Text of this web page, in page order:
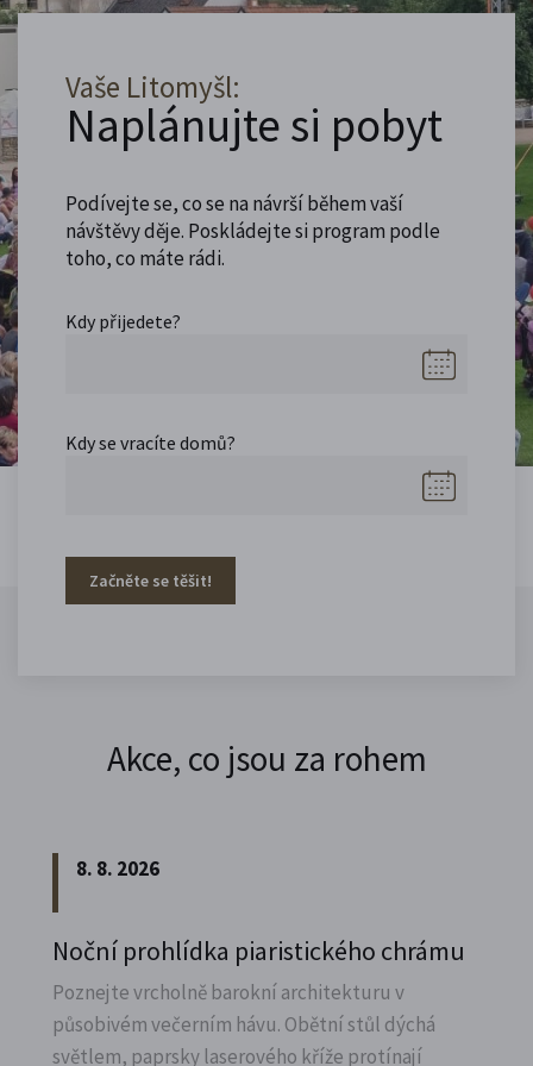
Vaše Litomyšl:
Naplánujte si pobyt
Podívejte se, co se na návrší během vaší
návštěvy děje. Poskládejte si program podle
toho, co máte rádi.
Kdy přijedete?
Kdy se vracíte domů?
Začněte se těšit!
Akce, co jsou za rohem
8. 8. 2026
Noční prohlídka piaristického chrámu
Poznejte vrcholně barokní architekturu v
působivém večerním hávu. Obětní stůl dýchá
světlem, paprsky laserového kříže protínají